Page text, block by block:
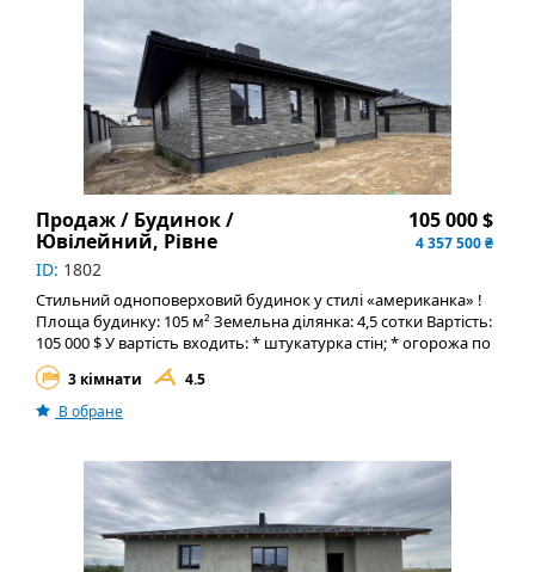
Продаж / Будинок /
Ювілейний, Рівне
ID: 1802
105 000 $
4 357 500 ₴
Стильний одноповерховий будинок у стилі «американка» !
Площа будинку: 105 м² Земельна ділянка: 4,5 сотки Вартість:
105 000 $ У вартість входить: * штукатурка стін; * огорожа по
периметру; * два санвузли; * септик; * власна свердловина; *
підключене електропостачання. Також є можливість
розтермінування до кінця року, що робить покупку ще
комунікаціями та власною земельною ділянкою.
3 кімнати
4.5
В обране